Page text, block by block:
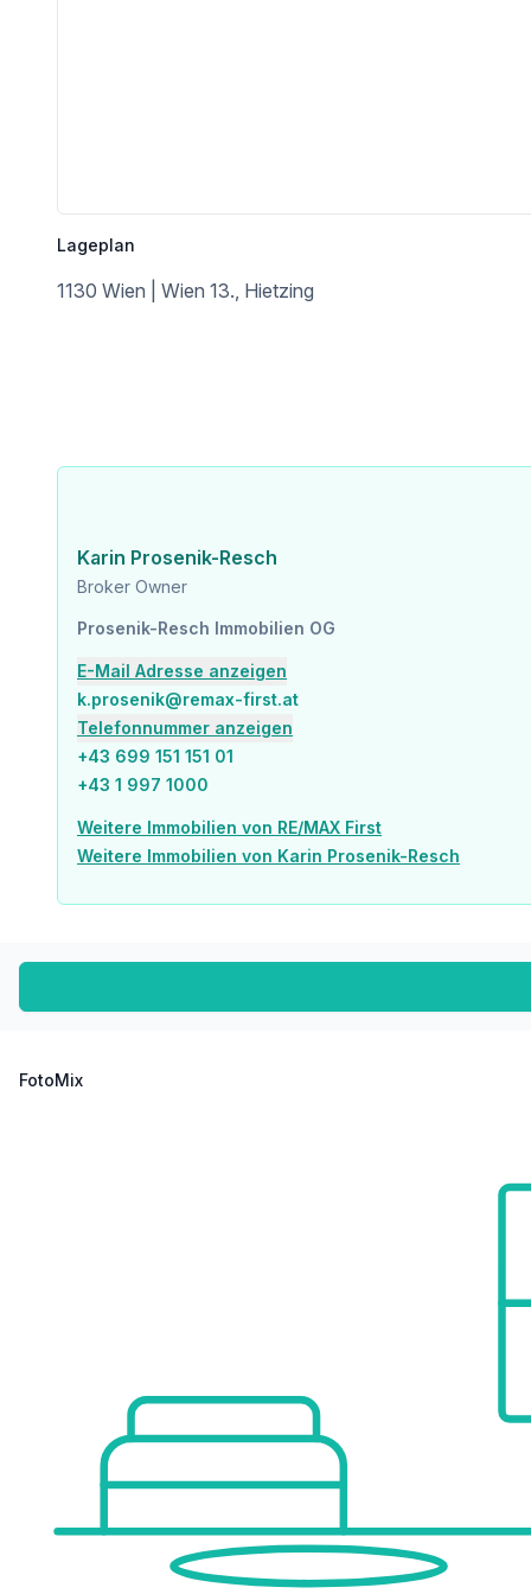
Lageplan
1130 Wien | Wien 13., Hietzing
Karin Prosenik-Resch
Broker Owner
Prosenik-Resch Immobilien OG
E-Mail Adresse anzeigen
k.prosenik@remax-first.at
Telefonnummer anzeigen
+43 699 151 151 01
+43 1 997 1000
Weitere Immobilien von RE/MAX First
Weitere Immobilien von Karin Prosenik-Resch
FotoMix